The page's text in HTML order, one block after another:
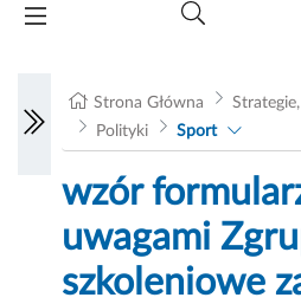
Strona Główna
Polityki
Sport
wzór
uwagami
szkoleniowe